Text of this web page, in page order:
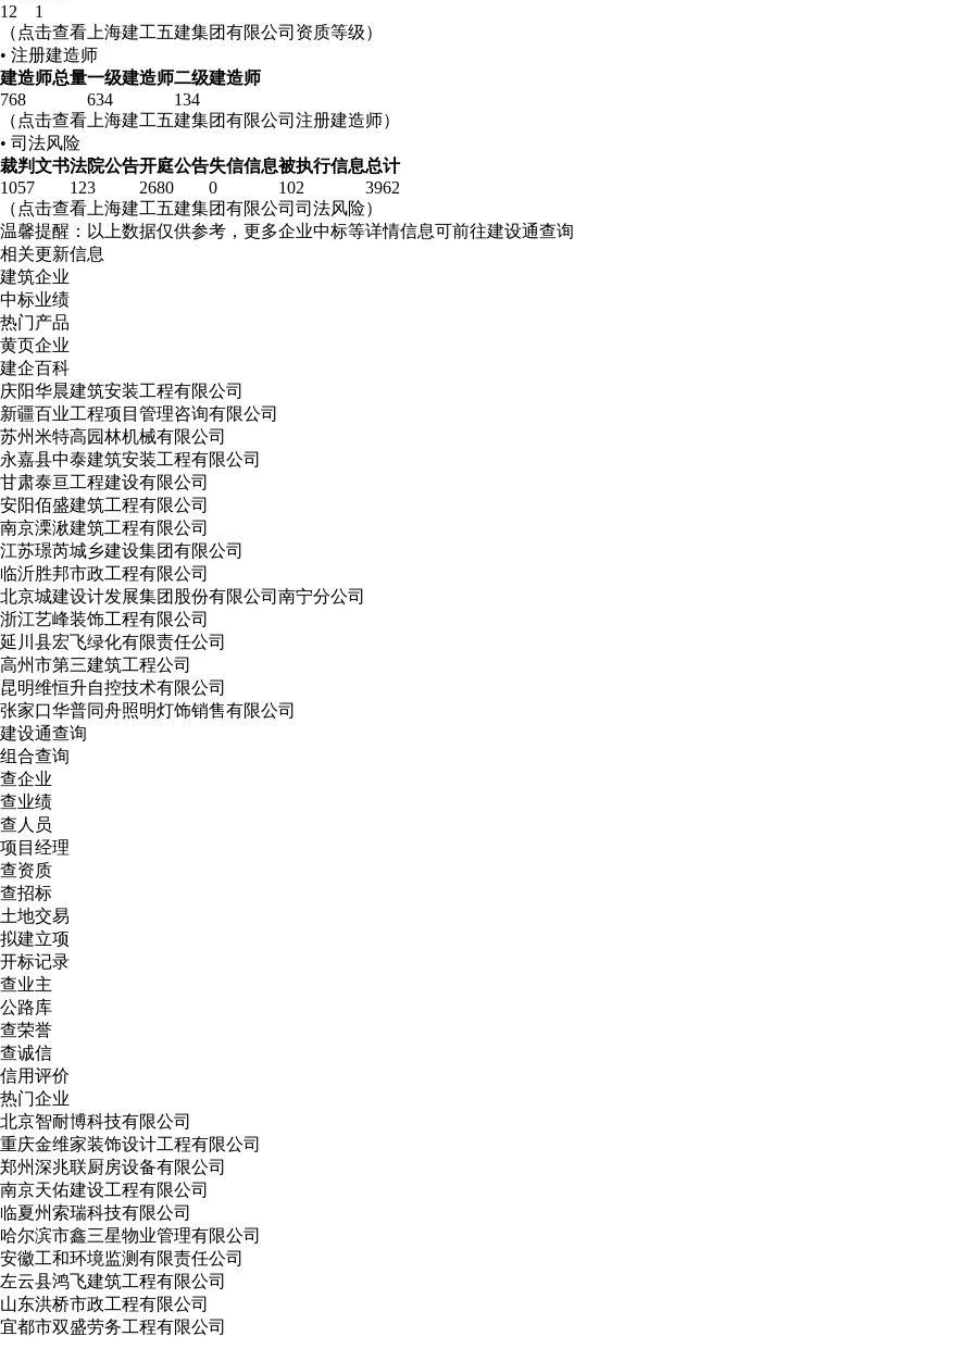
12
1
（点击查看上海建工五建集团有限公司资质等级）
• 注册建造师
建造师总量一级建造师二级建造师
768
634
134
（点击查看上海建工五建集团有限公司注册建造师）
• 司法风险
裁判文书法院公告开庭公告失信信息被执行信息总计
1057
123 2680 0 102
3962
（点击查看上海建工五建集团有限公司司法风险）
温馨提醒：以上数据仅供参考，更多企业中标等详情信息可前往建设通查询
相关更新信息
建筑企业
中标业绩
热门产品
黄页企业
建企百科
庆阳华晨建筑安装工程有限公司
新疆百业工程项目管理咨询有限公司
苏州米特高园林机械有限公司
永嘉县中泰建筑安装工程有限公司
甘肃泰亘工程建设有限公司
安阳佰盛建筑工程有限公司
南京溧湫建筑工程有限公司
江苏璟芮城乡建设集团有限公司
临沂胜邦市政工程有限公司
北京城建设计发展集团股份有限公司南宁分公司
浙江艺峰装饰工程有限公司
延川县宏飞绿化有限责任公司
高州市第三建筑工程公司
昆明维恒升自控技术有限公司
张家口华普同舟照明灯饰销售有限公司
建设通查询
组合查询
查企业
查业绩
查人员
项目经理
查资质
查招标
土地交易
拟建立项
开标记录
查业主
公路库
查荣誉
查诚信
信用评价
热门企业
北京智耐博科技有限公司
重庆金维家装饰设计工程有限公司
郑州深兆联厨房设备有限公司
南京天佑建设工程有限公司
临夏州索瑞科技有限公司
哈尔滨市鑫三星物业管理有限公司
安徽工和环境监测有限责任公司
左云县鸿飞建筑工程有限公司
山东洪桥市政工程有限公司
宜都市双盛劳务工程有限公司